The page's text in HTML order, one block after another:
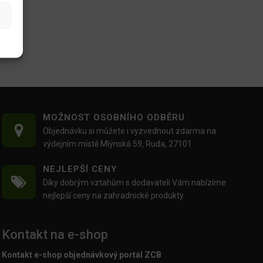
MOŽNOST OSOBNÍHO ODBĚRU
Objednávku si můžete i vyzvednout zdarma na
výdejním místě Mlýnská 59, Ruda, 27101
NEJLEPŠÍ CENY
Díky dobrým vztahům s dodavateli Vám nabízíme
nejlepší ceny na zahradnické produkty.
Kontakt na e-shop
Kontakt e-shop objednávkový portál ZCB